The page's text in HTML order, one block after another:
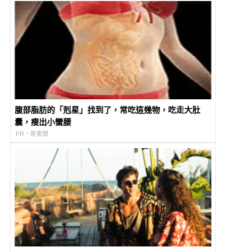
腹部脂肪的「剋星」找到了，常吃這幾物，吃走大肚
囊，瘦出小蠻腰
PR・新素簡